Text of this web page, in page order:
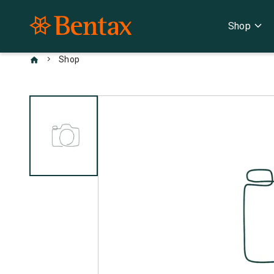
Shop expand_more
chevron_right Shop